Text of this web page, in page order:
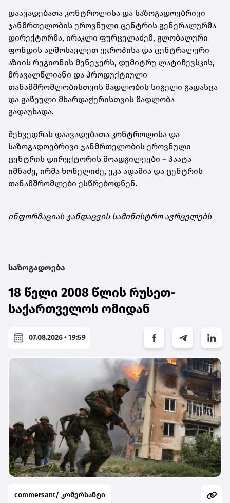
დაავადებათა კონტროლისა და საზოგადოებრივი
ჯანმრთელობის ეროვნული ცენტრის გენერალურმა
დირექტორმა, ირაკლი ფურცელაძემ, გლობალური
ფონდის აღმოსავლეთ ევროპისა და ცენტრალური
აზიის რეგიონის მენეჯერს, დუმიტრუ ლატიჩევსკის,
მრავალწლიანი და პროდუქტიული
თანამშრომლობისთვის მადლობის სიგელი გადასცა
და გაწეული მხარდაჭერისთვის მადლობა
გადაუხადა.
შეხვედრას დაავადებათა კონტროლისა და
საზოგადოებრივი ჯანმრთელობის ეროვნული
ცენტრის დირექტორის მოადგილეები – პაატა
იმნაძე, ირმა ხონელიძე, ეკა ადამია და ცენტრის
თანამშრომლები ესწრებოდნენ.
ინფორმაციას ჯანდაცვის სამინისტრო ავრცელებს
საზოგადოება
18 წელი 2008 წლის რუსეთ-
საქართველოს ომიდან
07.08.2026 • 19:59
commersant/ კომერსანტი